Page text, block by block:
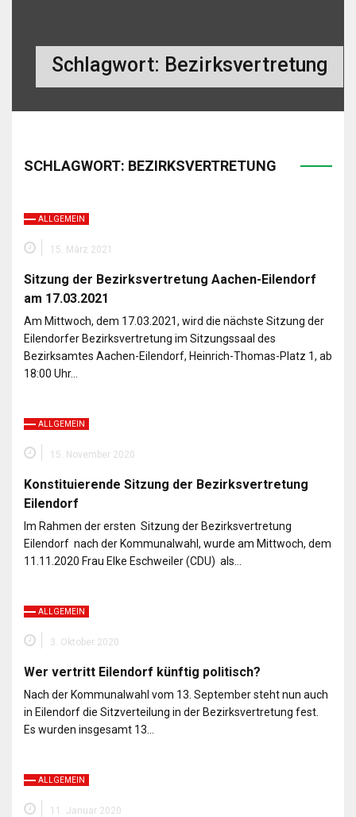
Schlagwort: Bezirksvertretung
SCHLAGWORT: BEZIRKSVERTRETUNG
ALLGEMEIN
15. März 2021
Sitzung der Bezirksvertretung Aachen-Eilendorf
am 17.03.2021
Am Mittwoch, dem 17.03.2021, wird die nächste Sitzung der
Eilendorfer Bezirksvertretung im Sitzungssaal des
Bezirksamtes Aachen-Eilendorf, Heinrich-Thomas-Platz 1, ab
18:00 Uhr…
ALLGEMEIN
15. November 2020
Konstituierende Sitzung der Bezirksvertretung
Eilendorf
Im Rahmen der ersten Sitzung der Bezirksvertretung
Eilendorf nach der Kommunalwahl, wurde am Mittwoch, dem
11.11.2020 Frau Elke Eschweiler (CDU) als…
ALLGEMEIN
3. Oktober 2020
Wer vertritt Eilendorf künftig politisch?
Nach der Kommunalwahl vom 13. September steht nun auch
in Eilendorf die Sitzverteilung in der Bezirksvertretung fest.
Es wurden insgesamt 13…
ALLGEMEIN
11. Januar 2020